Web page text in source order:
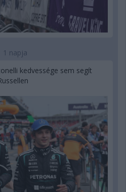
1 napja
kedvessége sem segít